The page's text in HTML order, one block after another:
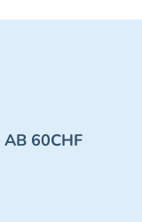
AB 60CHF